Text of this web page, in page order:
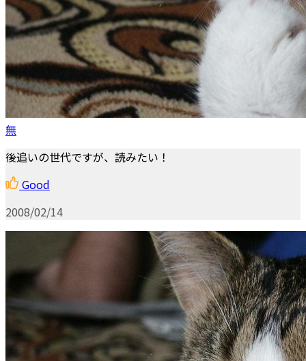
無
後追いの世代ですが、読みたい！
Good
2008/02/14